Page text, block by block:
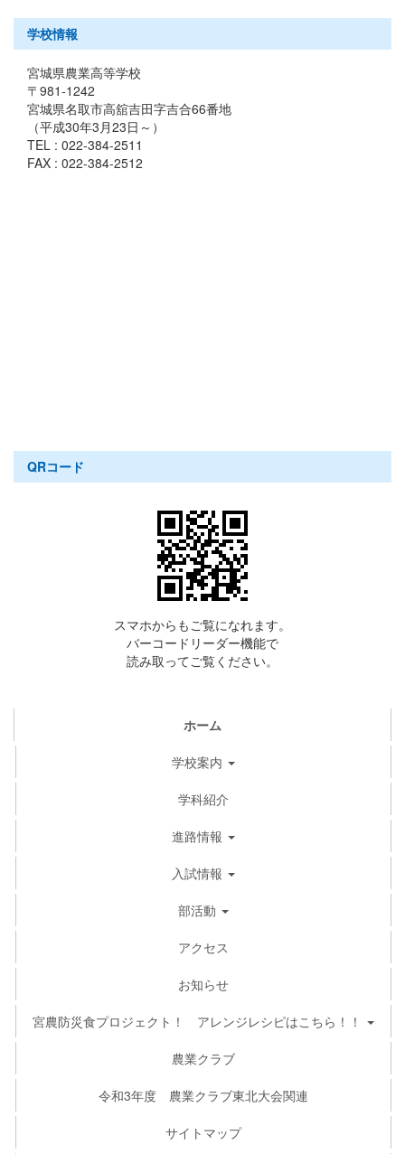
学校情報
宮城県農業高等学校
〒981-1242
宮城県名取市高舘吉田字吉合66番地
（平成30年3月23日～）
TEL : 022-384-2511
FAX : 022-384-2512
QRコード
スマホからもご覧になれます。
バーコードリーダー機能で
読み取ってご覧ください。
ホーム
学校案内
学科紹介
進路情報
入試情報
部活動
アクセス
お知らせ
宮農防災食プロジェクト！ アレンジレシピはこちら！！
農業クラブ
令和3年度 農業クラブ東北大会関連
サイトマップ